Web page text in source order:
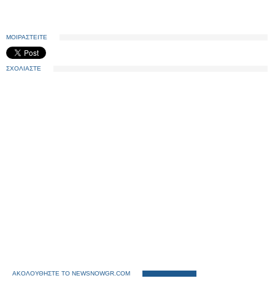
ΜΟΙΡΑΣΤΕΙΤΕ
ΣΧΟΛΙΑΣΤΕ
ΑΚΟΛΟΥΘΗΣΤΕ ΤΟ NEWSNOWGR.COM